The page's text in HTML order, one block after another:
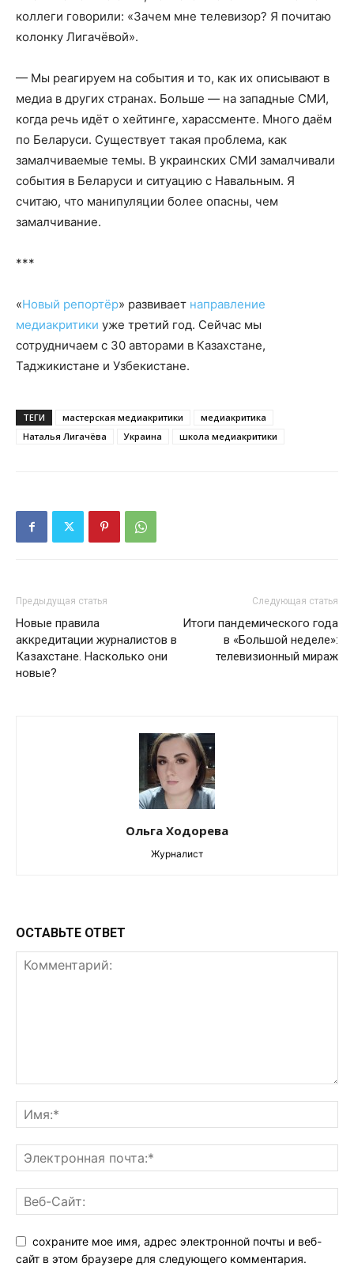
коллеги говорили: «Зачем мне телевизор? Я почитаю
колонку Лигачёвой».
— Мы реагируем на события и то, как их описывают в
медиа в других странах. Больше — на западные СМИ,
когда речь идёт о хейтинге, харассменте. Много даём
по Беларуси. Существует такая проблема, как
замалчиваемые темы. В украинских СМИ замалчивали
события в Беларуси и ситуацию с Навальным. Я
считаю, что манипуляции более опасны, чем
замалчивание.
***
«Новый репортёр» развивает направление
медиакритики уже третий год. Сейчас мы
сотрудничаем с 30 авторами в Казахстане,
Таджикистане и Узбекистане.
ТЕГИ мастерская медиакритики
медиакритика
Наталья Лигачёва
Украина школа медиакритики
Предыдущая статья
Новые правила
аккредитации журналистов в
Казахстане. Насколько они
новые?
Следующая статья
Итоги пандемического года
в «Большой неделе»:
телевизионный мираж
Ольга Ходорева
Журналист
ОСТАВЬТЕ ОТВЕТ
сохраните мое имя, адрес электронной почты и веб-
сайт в этом браузере для следующего комментария.